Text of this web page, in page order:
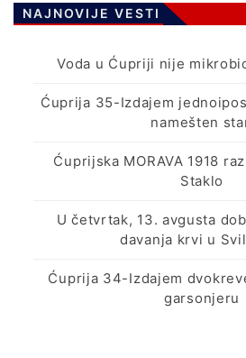
NAJNOVIJE VESTI
Voda u Ćupriji nije
Ćuprija 35-Izdajem
namešten
Ćuprijska MORAVA 1918
Staklo
U četvrtak, 13. avgusta
davanja krvi u
Ćuprija 34-Izdajem
garsonjeru